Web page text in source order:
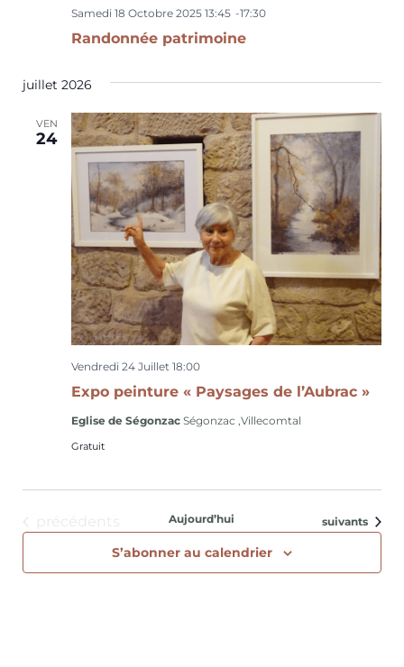
Randonnée patrimoine
Samedi 18 Octobre 2025 13:45 -17:30
juillet 2026
VEN
24
Expo peinture « Paysages de l’Aubrac »
Vendredi 24 Juillet 18:00
Eglise de Ségonzac Ségonzac ,Villecomtal
Gratuit
Aujourd’hui Évènements
suivants
S’abonner au calendrier